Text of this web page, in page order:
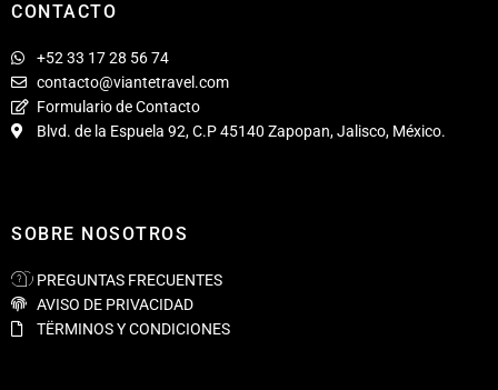
CONTACTO
+52 33 17 28 56 74
contacto@viantetravel.com
Formulario de Contacto
Blvd. de la Espuela 92, C.P 45140 Zapopan, Jalisco, México.
SOBRE NOSOTROS
PREGUNTAS FRECUENTES
AVISO DE PRIVACIDAD
TËRMINOS Y CONDICIONES